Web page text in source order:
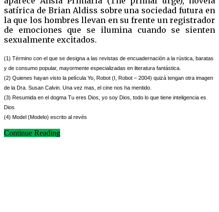
satírica de Brian Aldiss sobre una sociedad futura en
la que los hombres llevan en su frente un registrador
de emociones que se ilumina cuando se sienten
sexualmente excitados.
(1) Término con el que se designa a las revistas de encuadernación a la rústica, baratas
y de consumo popular, mayormente especializadas en literatura fantástica.
(2) Quienes hayan visto la película Yo, Robot (I, Robot – 2004) quizá tengan otra imagen
de la Dra. Susan Calvin. Una vez mas, el cine nos ha mentido.
(3) Resumida en el dogma Tu eres Dios, yo soy Dios, todo lo que tiene inteligencia es
Dios
(4) Model (Modelo) escrito al revés
Continue Reading